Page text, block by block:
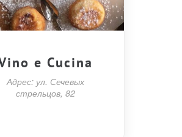
e Cucina
Адрес: ул. Сечевых
стрельцов, 82